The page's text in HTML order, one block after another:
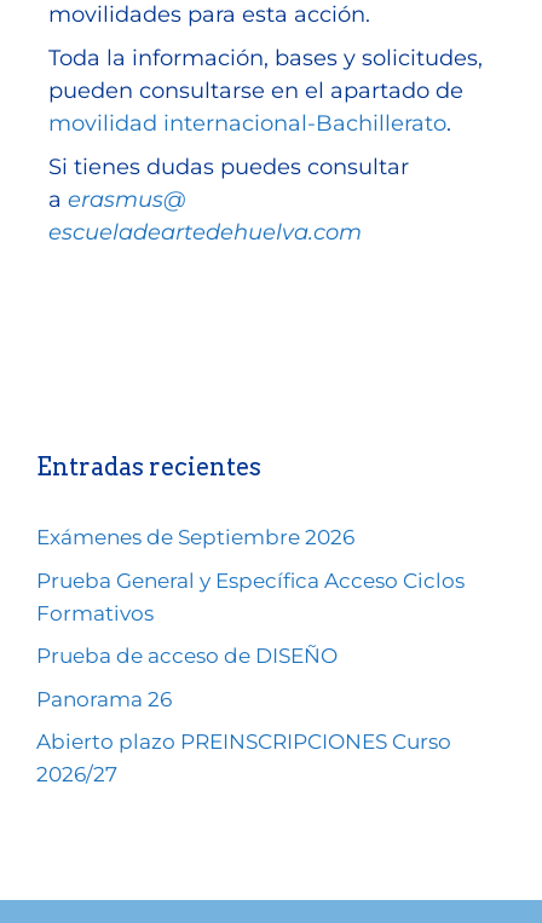
movilidades para esta acción.
Toda la información, bases y solicitudes,
pueden consultarse en el apartado de
movilidad internacional-Bachillerato.
Si tienes dudas puedes consultar
a erasmus@
escueladeartedehuelva.com
Entradas recientes
Exámenes de Septiembre 2026
Prueba General y Específica Acceso Ciclos
Formativos
Prueba de acceso de DISEÑO
Panorama 26
Abierto plazo PREINSCRIPCIONES Curso
2026/27